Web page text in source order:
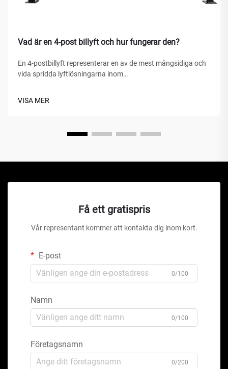
Vad är en 4-post billyft och hur fungerar den?
En 4-postbillyft representerar en av de mest mångsidiga och
vida spridda lyftlösningarna inom
VISA MER
Få ett gratispris
Vår representant kommer att kontakta dig inom kort.
E-post
0/100
Namn
0/100
Företagsnamn
0/200